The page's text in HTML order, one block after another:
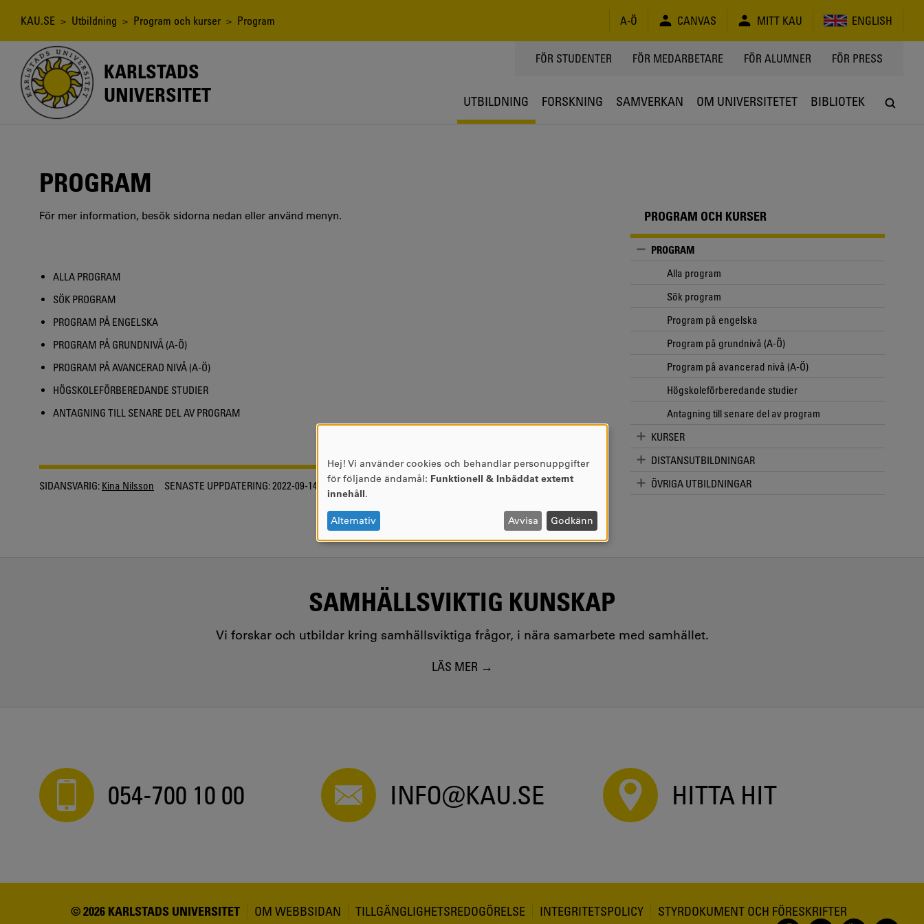
Länkstig
KAU.SE > Utbildning > Program och kurser > Program A-Ö CANVAS MITT KAU ENGLISH
KARLSTADS
UNIVERSITET
TOPPMENY
FÖR STUDENTER FÖR MEDARBETARE FÖR ALUMNER FÖR PRESS
UTBILDNING FORSKNING SAMVERKAN OM UNIVERSITETET BIBLIOTEK
PROGRAM
För mer information, besök sidorna nedan eller använd menyn.
ALLA PROGRAM
SÖK PROGRAM
PROGRAM PÅ ENGELSKA
PROGRAM PÅ GRUNDNIVÅ (A-Ö)
PROGRAM PÅ AVANCERAD NIVÅ (A-Ö)
HÖGSKOLEFÖRBEREDANDE STUDIER
ANTAGNING TILL SENARE DEL AV PROGRAM
SIDANSVARIG: Kina Nilsson SENASTE UPPDATERING:2022-09-14
PROGRAM OCH KURSER
PROGRAM
Alla program
Sök program
Program på engelska
Program på grundnivå (A-Ö)
Program på avancerad nivå (A-Ö)
Högskoleförberedande studier
Antagning till senare del av program
KURSER
DISTANSUTBILDNINGAR
ÖVRIGA UTBILDNINGAR
SAMHÄLLSVIKTIG KUNSKAP
Vi forskar och utbildar kring samhällsviktiga frågor, i nära samarbete med samhället.
LÄS MER
054-700 10 00 INFO@KAU.SE HITTA HIT
© 2026 KARLSTADS UNIVERSITET OM WEBBSIDAN TILLGÄNGLIGHETSREDOGÖRELSE INTEGRITETSPOLICY STYRDOKUMENT OCH FÖRESKRIFTER
ANVÄNDNING
AV
OCH
COOKIES
Hej! Vi använder cookies och behandlar personuppgifter
för följande ändamål: Funktionell & Inbäddat externt
innehåll.
Alternativ Avvisa Godkänn